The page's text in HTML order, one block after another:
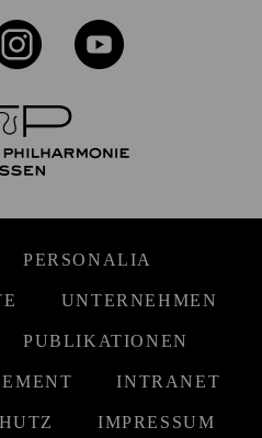
PERSONALIA
UNTERNEHMEN
PUBLIKATIONEN
INTRANET
IMPRESSUM